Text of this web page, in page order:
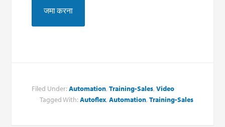
Filed Under:Automation,Training-Sales,Video
Tagged With: Autoflex, Automation, Training-Sales